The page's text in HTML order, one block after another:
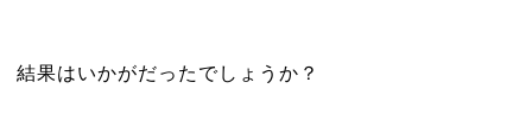
結果はいかがだったでしょうか？